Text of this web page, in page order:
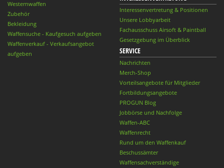
Westernwaffen
Zubehör
Bekleidung
Waffensuche - Kaufgesuch aufgeben
Waffenverkauf - Verkaufsangebot
aufgeben
Interessenvertretung & Positionen
Unsere Lobbyarbeit
Fachausschuss Airsoft & Paintball
Gesetzgebung im Überblick
SERVICE
Nachrichten
Merch-Shop
Vorteilsangebote für Mitglieder
Fortbildungsangebote
PROGUN Blog
Jobbörse und Nachfolge
Waffen-ABC
Waffenrecht
Rund um den Waffenkauf
Beschussämter
Waffensachverständige